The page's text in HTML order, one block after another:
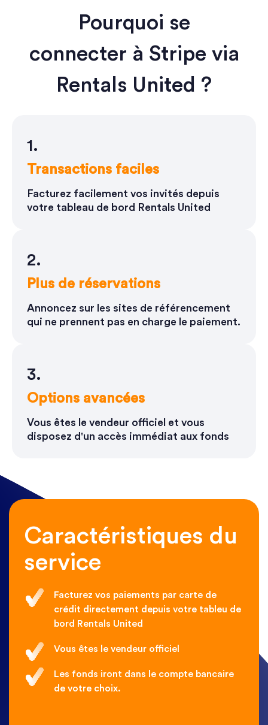
Pourquoi se
connecter à Stripe via
Rentals United ?
1.
Transactions faciles
Facturez facilement vos invités depuis
votre tableau de bord Rentals United
2.
Plus de réservations
Annoncez sur les sites de référencement
qui ne prennent pas en charge le paiement.
3.
Options avancées
Vous êtes le vendeur officiel et vous
disposez d'un accès immédiat aux fonds
Caractéristiques du
service
Facturez vos paiements par carte de
crédit directement depuis votre tableu de
bord Rentals United
Vous êtes le vendeur officiel
Les fonds iront dans le compte bancaire
de votre choix.